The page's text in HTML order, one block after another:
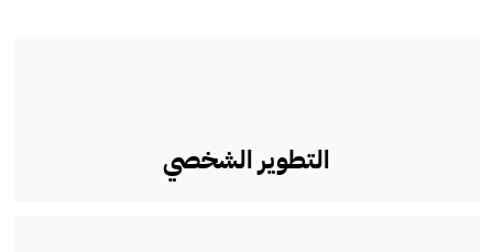
التطوير الشخصي